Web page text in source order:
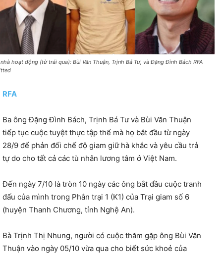
hoạt động (từ trái qua): Bùi Văn Thuận, Trịnh Bá Tư, và Đặng Đình Bách RFA
RFA
Ba ông Đặng Đình Bách, Trịnh Bá Tư và Bùi Văn Thuận
tiếp tục cuộc tuyệt thực tập thể mà họ bắt đầu từ ngày
28/9 để phản đối chế độ giam giữ hà khắc và yêu cầu trả
tự do cho tất cả các tù nhân lương tâm ở Việt Nam.
Đến ngày 7/10 là tròn 10 ngày các ông bắt đầu cuộc tranh
đấu của mình trong Phân trại 1 (K1) của Trại giam số 6
(huyện Thanh Chương, tỉnh Nghệ An).
Bà Trịnh Thị Nhung, người có cuộc thăm gặp ông Bùi Văn
Thuận vào ngày 05/10 vừa qua cho biết sức khoẻ của